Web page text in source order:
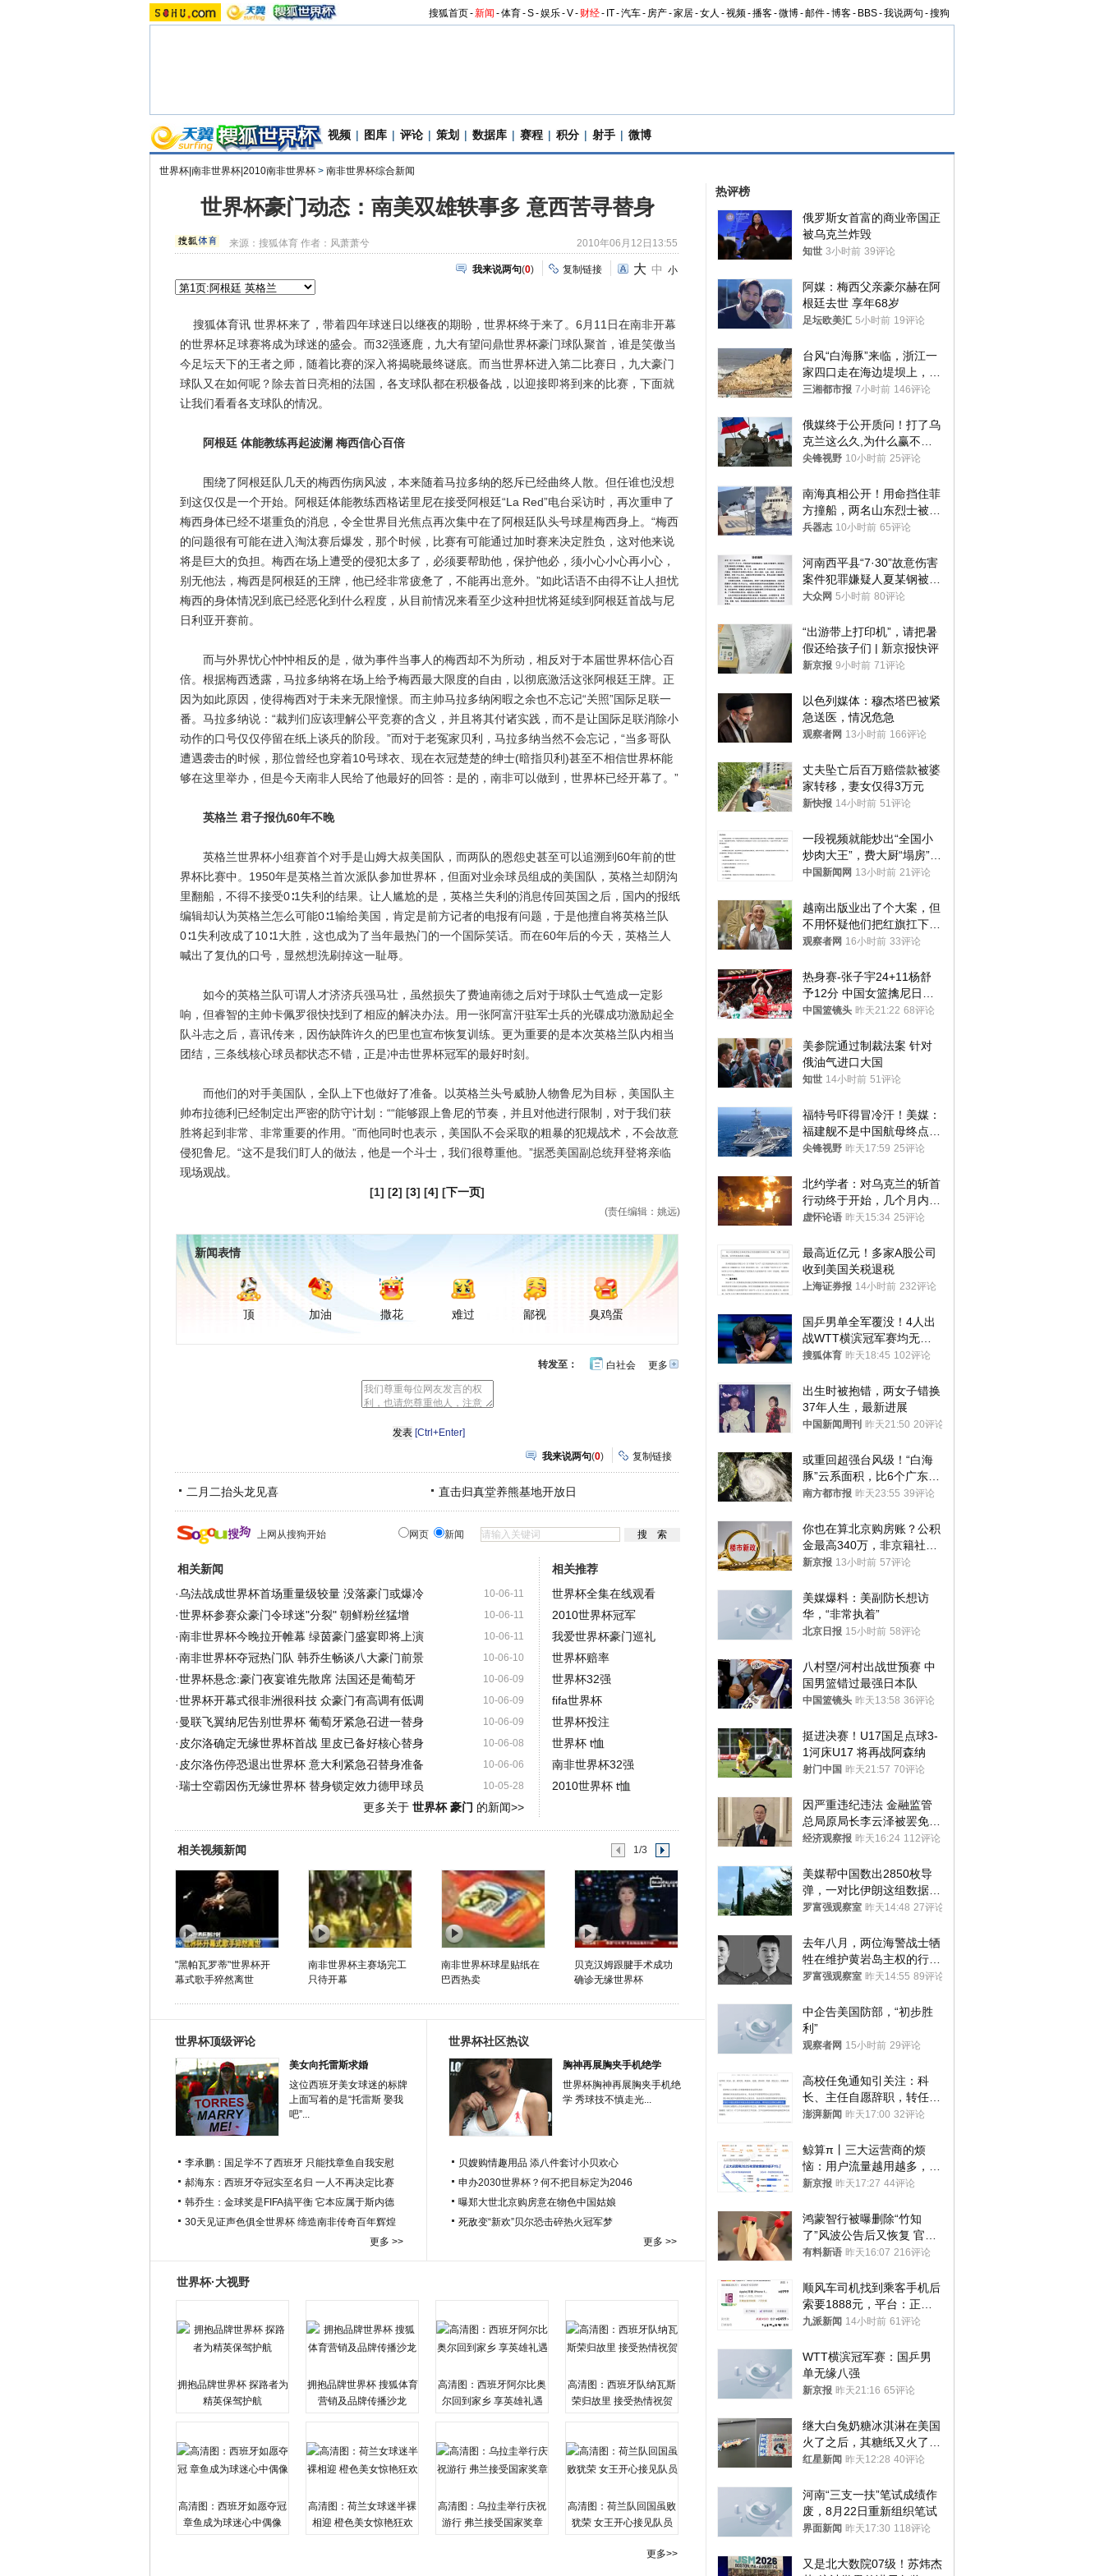
搜狐首页-新闻 -体育-S-娱乐-V- 财经- IT-汽车- 房产-家居-女人 -视频-播客-微博-邮件-博客- BBS-我说两句 -搜狗
视频 | 图库 | 评论 | 策划 | 数据库 | 赛程 | 积分 | 射手 | 微博
世界杯|南非世界杯|2010南非世界杯 > 南非世界杯综合新闻
世界杯豪门动态：南美双雄轶事多 意西苦寻替身
来源：搜狐体育 作者：风萧萧兮 2010年06月12日13:55
我来说两句(0) 复制链接 大 中 小
搜狐体育讯 世界杯来了，带着四年球迷日以继夜的期盼，世界杯终于来了。6月11日在南非开幕
的世界杯足球赛将成为球迷的盛会。而32强逐鹿，九大有望问鼎世界杯豪门球队聚首，谁是笑傲当
今足坛天下的王者之师，随着比赛的深入将揭晓最终谜底。而当世界杯进入第二比赛日，九大豪门
球队又在如何呢？除去首日亮相的法国，各支球队都在积极备战，以迎接即将到来的比赛，下面就
让我们看看各支球队的情况。
阿根廷 体能教练再起波澜 梅西信心百倍
围绕了阿根廷队几天的梅西伤病风波，本来随着马拉多纳的怒斥已经曲终人散。但任谁也没想
到这仅仅是一个开始。阿根廷体能教练西格诺里尼在接受阿根廷“La Red”电台采访时，再次重申了
梅西身体已经不堪重负的消息，令全世界目光焦点再次集中在了阿根廷队头号球星梅西身上。“梅西
的问题很有可能在进入淘汰赛后爆发，那个时候，比赛有可能通过加时赛来决定胜负，这对他来说
将是巨大的负担。梅西在场上遭受的侵犯太多了，必须要帮助他，保护他必，须小心小心再小心，
别无他法，梅西是阿根廷的王牌，他已经非常疲惫了，不能再出意外。”如此话语不由得不让人担忧
梅西的身体情况到底已经恶化到什么程度，从目前情况来看至少这种担忧将延续到阿根廷首战与尼
日利亚开赛前。
而与外界忧心忡忡相反的是，做为事件当事人的梅西却不为所动，相反对于本届世界杯信心百
倍。根据梅西透露，马拉多纳将在场上给予梅西最大限度的自由，以彻底激活这张阿根廷王牌。正
因为如此原因，使得梅西对于未来无限憧憬。而主帅马拉多纳闲暇之余也不忘记“关照”国际足联一
番。马拉多纳说：“裁判们应该理解公平竞赛的含义，并且将其付诸实践，而不是让国际足联消除小
动作的口号仅仅停留在纸上谈兵的阶段。”而对于老冤家贝利，马拉多纳当然不会忘记，“当多哥队
遭遇袭击的时候，那位曾经也穿着10号球衣、现在衣冠楚楚的绅士(暗指贝利)甚至不相信世界杯能
够在这里举办，但是今天南非人民给了他最好的回答：是的，南非可以做到，世界杯已经开幕了。”
英格兰 君子报仇60年不晚
英格兰世界杯小组赛首个对手是山姆大叔美国队，而两队的恩怨史甚至可以追溯到60年前的世
界杯比赛中。1950年是英格兰首次派队参加世界杯，但面对业余球员组成的美国队，英格兰却阴沟
里翻船，不得不接受0∶1失利的结果。让人尴尬的是，英格兰失利的消息传回英国之后，国内的报纸
编辑却认为英格兰怎么可能0∶1输给美国，肯定是前方记者的电报有问题，于是他擅自将英格兰队
0∶1失利改成了10∶1大胜，这也成为了当年最热门的一个国际笑话。而在60年后的今天，英格兰人
喊出了复仇的口号，显然想洗刷掉这一耻辱。
如今的英格兰队可谓人才济济兵强马壮，虽然损失了费迪南德之后对于球队士气造成一定影
响，但睿智的主帅卡佩罗很快找到了相应的解决办法。用一张阿富汗驻军士兵的光碟成功激励起全
队斗志之后，喜讯传来，因伤缺阵许久的巴里也宣布恢复训练。更为重要的是本次英格兰队内相当
团结，三条线核心球员都状态不错，正是冲击世界杯冠军的最好时刻。
而他们的对手美国队，全队上下也做好了准备。以英格兰头号威胁人物鲁尼为目标，美国队主
帅布拉德利已经制定出严密的防守计划：““能够跟上鲁尼的节奏，并且对他进行限制，对于我们获
胜将起到非常、非常重要的作用。”而他同时也表示，美国队不会采取的粗暴的犯规战术，不会故意
侵犯鲁尼。“这不是我们盯人的做法，他是一个斗士，我们很尊重他。”据悉美国副总统拜登将亲临
现场观战。
[1] [2] [3] [4] [下一页]
(责任编辑：姚远)
新闻表情
顶 加油 撒花 难过 鄙视 臭鸡蛋
更多开
转发至： 白社会
[Ctrl+Enter]
我来说两句(0) 复制链接
二月二抬头龙见喜 直击归真堂养熊基地开放日
上网从搜狗开始 网页 新闻
相关新闻
10-06-11
·乌法战成世界杯首场重量级较量 没落豪门或爆冷
10-06-11
·世界杯参赛众豪门令球迷"分裂" 朝鲜粉丝猛增
10-06-11
·南非世界杯今晚拉开帷幕 绿茵豪门盛宴即将上演
10-06-10
·南非世界杯夺冠热门队 韩乔生畅谈八大豪门前景
10-06-09
·世界杯悬念:豪门夜宴谁先散席 法国还是葡萄牙
10-06-09
·世界杯开幕式很非洲很科技 众豪门有高调有低调
10-06-09
·曼联飞翼纳尼告别世界杯 葡萄牙紧急召进一替身
10-06-08
· 皮尔洛确定无缘世界杯首战 里皮已备好核心替身
10-06-06
· 皮尔洛伤停恐退出世界杯 意大利紧急召替身准备
10-05-28
·瑞士空霸因伤无缘世界杯 替身锁定效力德甲球员
更多关于 世界杯 豪门 的新闻>>
相关推荐
世界杯全集在线观看
2010世界杯冠军
我爱世界杯豪门巡礼
世界杯赔率
世界杯32强
fifa世界杯
世界杯投注
世界杯 t恤
南非世界杯32强
2010世界杯 t恤
相关视频新闻 1/3
"黑帕瓦罗蒂"世界杯开
幕式歌手猝然离世
南非世界杯主赛场完工
只待开幕
南非世界杯球星贴纸在
巴西热卖
贝克汉姆跟腱手术成功
确诊无缘世界杯
世界杯顶级评论
美女向托雷斯求婚
这位西班牙美女球迷的标牌
上面写着的是“托雷斯 娶我
吧”...
李承鹏：国足学不了西班牙 只能找章鱼自我安慰
郝海东：西班牙夺冠实至名归 一人不再决定比赛
韩乔生：金球奖是FIFA搞平衡 它本应属于斯内德
30天见证声色俱全世界杯 缔造南非传奇百年辉煌
更多 >>
世界杯社区热议
胸神再展胸夹手机绝学
世界杯胸神再展胸夹手机绝
学 秀球技不慎走光...
贝嫂购情趣用品 添八件套讨小贝欢心
申办2030世界杯？何不把目标定为2046
曝郑大世北京购房意在物色中国姑娘
死敌变“新欢”贝尔恐击碎热火冠军梦
更多 >>
世界杯·大视野
拥抱品牌世界杯 探路者为
精英保驾护航
拥抱品牌世界杯 搜狐体育
营销及品牌传播沙龙
高清图：西班牙阿尔比奥
尔回到家乡 享英雄礼遇
高清图：西班牙队纳瓦斯
荣归故里 接受热情祝贺
高清图：西班牙如愿夺冠
章鱼成为球迷心中偶像
高清图：荷兰女球迷半裸
相迎 橙色美女惊艳狂欢
高清图：乌拉圭举行庆祝
游行 弗兰接受国家奖章
高清图：荷兰队回国虽败
犹荣 女王开心接见队员
更多>>
热评榜
俄罗斯女首富的商业帝国正
被乌克兰炸毁
知世 3小时前 39评论
阿媒：梅西父亲豪尔赫在阿
根廷去世 享年68岁
足坛欧美汇 5小时前 19评论
台风“白海豚”来临，浙江一
家四口走在海边堤坝上，其
中9岁男孩被巨浪卷入海
三湘都市报 7小时前 146评论
俄媒终于公开质问！打了乌
克兰这么久,为什么赢不了?
答案令人沉默
尖锋视野 10小时前 25评论
南海真相公开！用命挡住菲
方撞船，两名山东烈士被授
武警最高荣誉
兵器志 10小时前 65评论
河南西平县“7·30”故意伤害
案件犯罪嫌疑人夏某钢被抓
获
大众网 5小时前 80评论
“出游带上打印机”，请把暑
假还给孩子们 | 新京报快评
新京报 9小时前 71评论
以色列媒体：穆杰塔巴被紧
急送医，情况危急
观察者网 13小时前 166评论
丈夫坠亡后百万赔偿款被婆
家转移，妻女仅得3万元
新快报 14小时前 51评论
一段视频就能炒出“全国小
炒肉大王”，费大厨“塌房”了
吗？
中国新闻网 13小时前 21评论
越南出版业出了个大案，但
不用怀疑他们把红旗扛下去
的决心
观察者网 16小时前 33评论
热身赛-张子宇24+11杨舒
予12分 中国女篮擒尼日利
亚
中国篮镜头 昨天21:22 68评论
美参院通过制裁法案 针对
俄油气进口大国
知世 14小时前 51评论
福特号吓得冒冷汗！美媒：
福建舰不是中国航母终点，
而是新起点！
尖锋视野 昨天17:59 25评论
北约学者：对乌克兰的斩首
行动终于开始，几个月内乌
将投降
虚怀论语 昨天15:34 25评论
最高近亿元！多家A股公司
收到美国关税退税
上海证券报 14小时前 232评论
国乒男单全军覆没！4人出
战WTT横滨冠军赛均无缘
八强
搜狐体育 昨天18:45 102评论
出生时被抱错，两女子错换
37年人生，最新进展
中国新闻周刊 昨天21:50 20评论
或重回超强台风级！“白海
豚”云系面积，比6个广东还
大！深圳官方：注意这件事
南方都市报 昨天23:55 39评论
你也在算北京购房账？公积
金最高340万，非京籍社保
1年
新京报 13小时前 57评论
美媒爆料：美副防长想访
华，“非常执着”
北京日报 15小时前 58评论
八村塁/河村出战世预赛 中
国男篮错过最强日本队
中国篮镜头 昨天13:58 36评论
挺进决赛！U17国足点球3-
1河床U17 将再战阿森纳
射门中国 昨天21:57 70评论
因严重违纪违法 金融监管
总局原局长李云泽被罢免全
国人大代表
经济观察报 昨天16:24 112评论
美媒帮中国数出2850枚导
弹，一对比伊朗这组数据，
发现出大事了
罗富强观察室 昨天14:48 27评论
去年八月，两位海警战士牺
牲在维护黄岩岛主权的行动
中
罗富强观察室 昨天14:55 89评论
中企告美国防部，“初步胜
利”
观察者网 15小时前 29评论
高校任免通知引关注：科
长、主任自愿辞职，转任思
政辅导员
澎湃新闻 昨天17:00 32评论
鲸算π丨三大运营商的烦
恼：用户流量越用越多，收
入却越来越少
新京报 昨天17:27 44评论
鸿蒙智行被曝删除“竹知
了”风波公告后又恢复 官媒
曾力挺：劝华为要大度的，
有料新语 昨天16:07 216评论
顺风车司机找到乘客手机后
索要1888元，平台：正和
司机沟通协商
九派新闻 14小时前 61评论
WTT横滨冠军赛：国乒男
单无缘八强
新京报 昨天21:16 65评论
继大白兔奶糖冰淇淋在美国
火了之后，其糖纸又火了！
海外博主盛赞：平面设计经
红星新闻 昨天12:28 40评论
河南“三支一扶”笔试成绩作
废，8月22日重新组织笔试
界面新闻 昨天17:30 118评论
又是北大数院07级！苏炜杰